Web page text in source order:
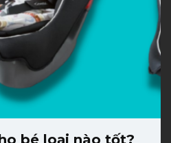
bé loại nào tốt?